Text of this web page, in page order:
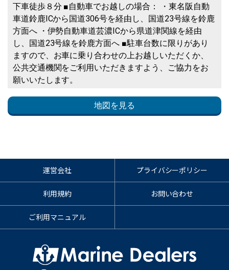
下車徒歩８分 ■自動車でお越しの場合： ・東名阪自動
車道鈴鹿ICから国道306号を経由し、国道23号線を鈴鹿
方面へ ・伊勢自動車道芸濃ICから県道津関線を経由
し、国道23号線を鈴鹿方面へ ■駐車台数に限りがあり
ますので、お車に乗り合わせの上お越しいただくか、
公共交通機関をご利用いただきますよう、ご協力をお
願いいたします。
地図を見る
運営会社 プライバシーポリシー
利用規約 お問い合わせ
ご利用マニュアル